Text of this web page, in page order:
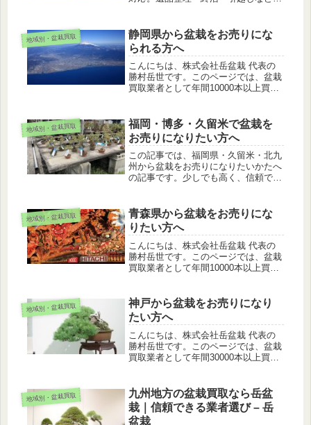
地域別・盆栽買取
静岡県から盆栽をお売りにな
られる方へ
こんにちは、株式会社岳盆栽 代表の
勝村岳世です。このページでは、盆栽
買取業者として年間10000本以上買い
まいの地域です。イメージしやすくす
るために、盆栽愛好家さんのご家族...
地域別・盆栽買取
福岡・博多・久留米で盆栽を
お売りになりたい方へ
この記事では、福岡県・久留米・北九
州から盆栽をお売りになりたいかたへ
の記事です。少しでも高く、信頼でき
地域別・盆栽買取
青森県から盆栽をお売りにな
りたい方へ
こんにちは、株式会社岳盆栽 代表の
勝村岳世です。このページでは、盆栽
買取業者として年間10000本以上買い
愛好家さんがお住まいの地域です。イ
メージしやすくするために、盆栽愛...
地域別・盆栽買取
神戸から盆栽をお売りになり
たい方へ
こんにちは、株式会社岳盆栽 代表の
勝村岳世です。このページでは、盆栽
買取業者として年間30000本以上買い
愛好家さんがお住まいの地域です。イ
メージしやすくするために、盆栽愛...
地域別・盆栽買取
九州地方の盆栽買取なら岳盆
栽｜信頼できる業者選び – 岳
盆栽